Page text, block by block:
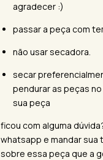
agradecer :)
passar a peça com
não usar secadora.
secar
pendurar as peças
sua peça
ficou com alguma
whatsapp e mandar
sobre essa peça que a